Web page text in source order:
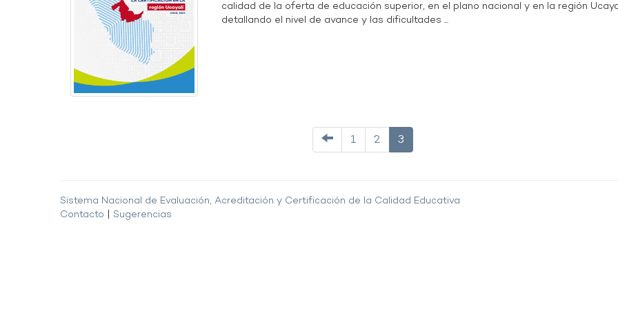
calidad de la oferta de educación superior, en el plano nacional y en la región
detallando el nivel de avance y las dificultades ...
1 2 3
Sistema Nacional de Evaluación, Acreditación y Certificación de la Calidad Educativa
Contacto
Sugerencias